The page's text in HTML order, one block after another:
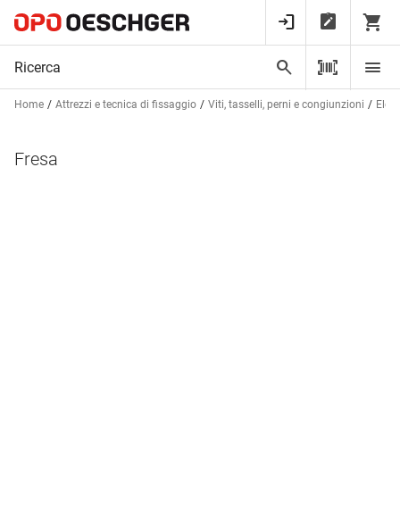
Home Attrezzi e tecnica di fissaggio Viti, tasselli, perni e congiunzioni
Fresa